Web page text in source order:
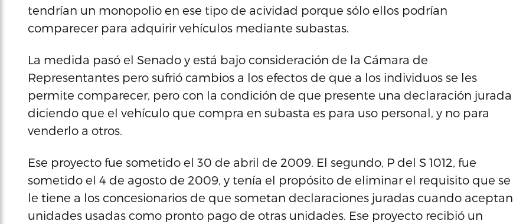
tendrían un monopolio en ese tipo de acividad porque sólo ellos podrían
comparecer para adquirir vehículos mediante subastas.
La medida pasó el Senado y está bajo consideración de la Cámara de
Representantes pero sufrió cambios a los efectos de que a los individuos se les
permite comparecer, pero con la condición de que presente una declaración jurada
diciendo que el vehículo que compra en subasta es para uso personal, y no para
venderlo a otros.
Ese proyecto fue sometido el 30 de abril de 2009. El segundo, P del S 1012, fue
sometido el 4 de agosto de 2009, y tenía el propósito de eliminar el requisito que se
le tiene a los concesionarios de que sometan declaraciones juradas cuando aceptan
unidades usadas como pronto pago de otras unidades. Ese proyecto recibió un